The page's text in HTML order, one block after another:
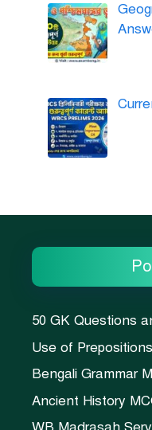
50 GK Questions
Use of
Bengali Grammar
Ancient History